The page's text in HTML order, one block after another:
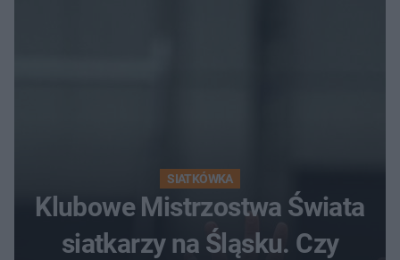
SIATKÓWKA
Klubowe Mistrzostwa Świata
siatkarzy na Śląsku. Czy